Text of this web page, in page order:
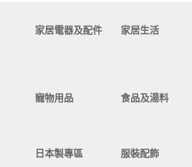
家居電器及配件 家居生活
寵物用品 食品及湯料
日本製專區 服裝配飾